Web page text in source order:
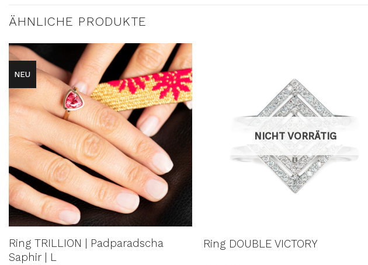
ÄHNLICHE PRODUKTE
NEU
AUF DIE
WUNSCHLISTE
Ring TRILLION | Padparadscha
Saphir | L
NICHT VORRÄTIG
Ring DOUBLE VICTORY